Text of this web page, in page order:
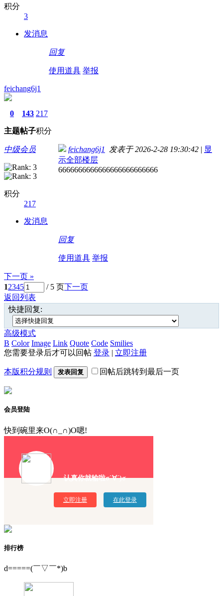
积分
3
发消息
回复
使用道具 举报
feichang6j1
0
主题
143
帖子
217
积分
中级会员
积分
217
发消息
feichang6j1 发表于 2026-2-28 19:30:42 | 显
示全部楼层
6666666666666666666666666
回复
使用道具 举报
下一页 »
12345 / 5 页下一页
返回列表
快捷回复:
高级模式
B Color Image Link Quote Code Smilies
您需要登录后才可以回帖 登录 | 立即注册
本版积分规则 发表回复 回帖后跳转到最后一页
会员登陆
快到碗里来O(∩_∩)O嗯!
认真你就输啦σ`∀´)σ
立即注册 在此登录
排行榜
d=====(￣▽￣*)b